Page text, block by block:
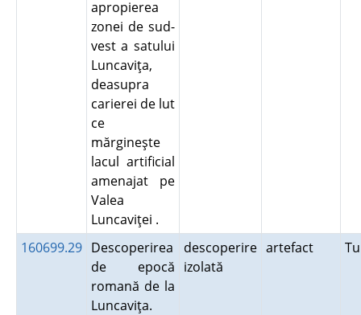
apropierea
zonei de sud-
vest a satului
Luncaviţa,
deasupra
carierei de lut
ce
mărgineşte
lacul artificial
amenajat pe
Valea
Luncaviţei .
160699.29 Descoperirea
de epocă
romană de la
Luncaviţa.
descoperire
izolată
artefact